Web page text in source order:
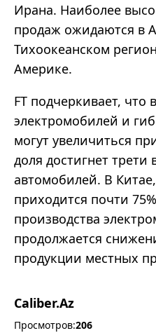
Ирана. Наиболее
продаж ожидаются в
Тихоокеанском
Америке.
FT подчеркивает, что
электромобилей и
могут увеличиться
доля достигнет трети
автомобилей. В
приходится почти
производства
продолжается
продукции местных
Caliber.Az
Просмотров:206